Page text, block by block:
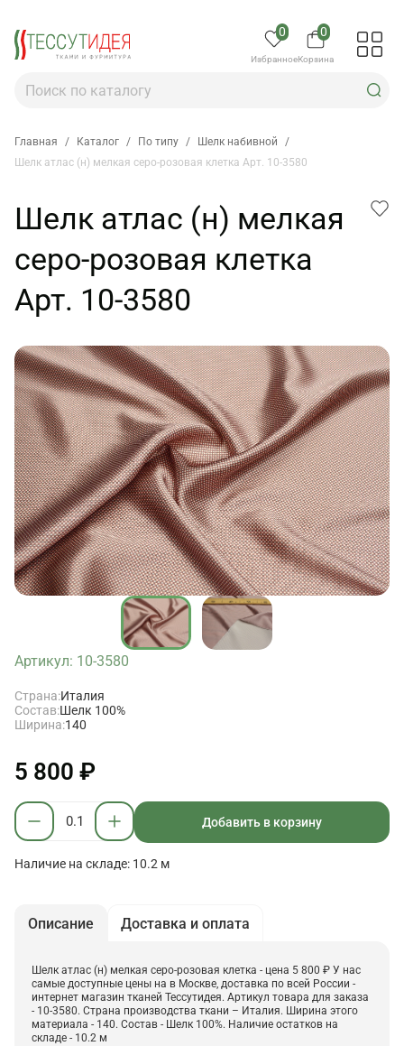
0
Избранное
0
Корзина
Главная / Каталог / По типу / Шелк набивной
/
Шелк атлас (н) мелкая серо-розовая клетка Арт. 10-3580
Шелк атлас (н) мелкая
серо-розовая клетка
Арт. 10-3580
Артикул: 10-3580
Страна:Италия
Состав:Шелк 100%
Ширина:140
5 800 ₽
Добавить в корзину
Наличие на складе: 10.2 м
Описание Доставка и оплата
Шелк атлас (н) мелкая серо-розовая клетка - цена 5 800 ₽ У нас
самые доступные цены на в Москве, доставка по всей России -
интернет магазин тканей Тессутидея. Артикул товара для заказа
- 10-3580. Страна производства ткани – Италия. Ширина этого
материала - 140. Состав - Шелк 100%. Наличие остатков на
складе - 10.2 м